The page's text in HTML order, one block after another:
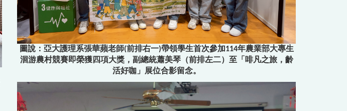
圖說：亞大護理系張華蘋老師(前排右一)帶領學生首次參加114年農業部大專生
洄游農村競賽即榮獲四項大獎，副總統蕭美琴（前排左二）至「啡凡之旅，齡
活好咖」展位合影留念。